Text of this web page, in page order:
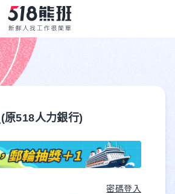
(原518人力銀行)
密碼登入